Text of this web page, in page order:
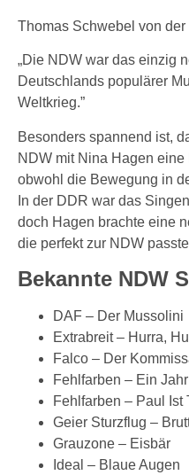
Thomas Schwebel von
„Die NDW war das einzig
Deutschlands populärer
Weltkrieg.”
Besonders spannend ist,
NDW mit Nina Hagen
obwohl die Bewegung in
In der DDR war das
doch Hagen brachte eine
die perfekt zur NDW
Bekannte NDW
DAF – Der Mussolini
Extrabreit – Hurra,
Falco – Der
Fehlfarben – Ein Jahr
Fehlfarben – Paul Ist
Geier Sturzflug –
Grauzone – Eisbär
Ideal – Blaue Augen